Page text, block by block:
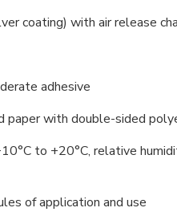
coating) with air release
adhesive
paper with double-sided
to +20°С, relative
of application and use